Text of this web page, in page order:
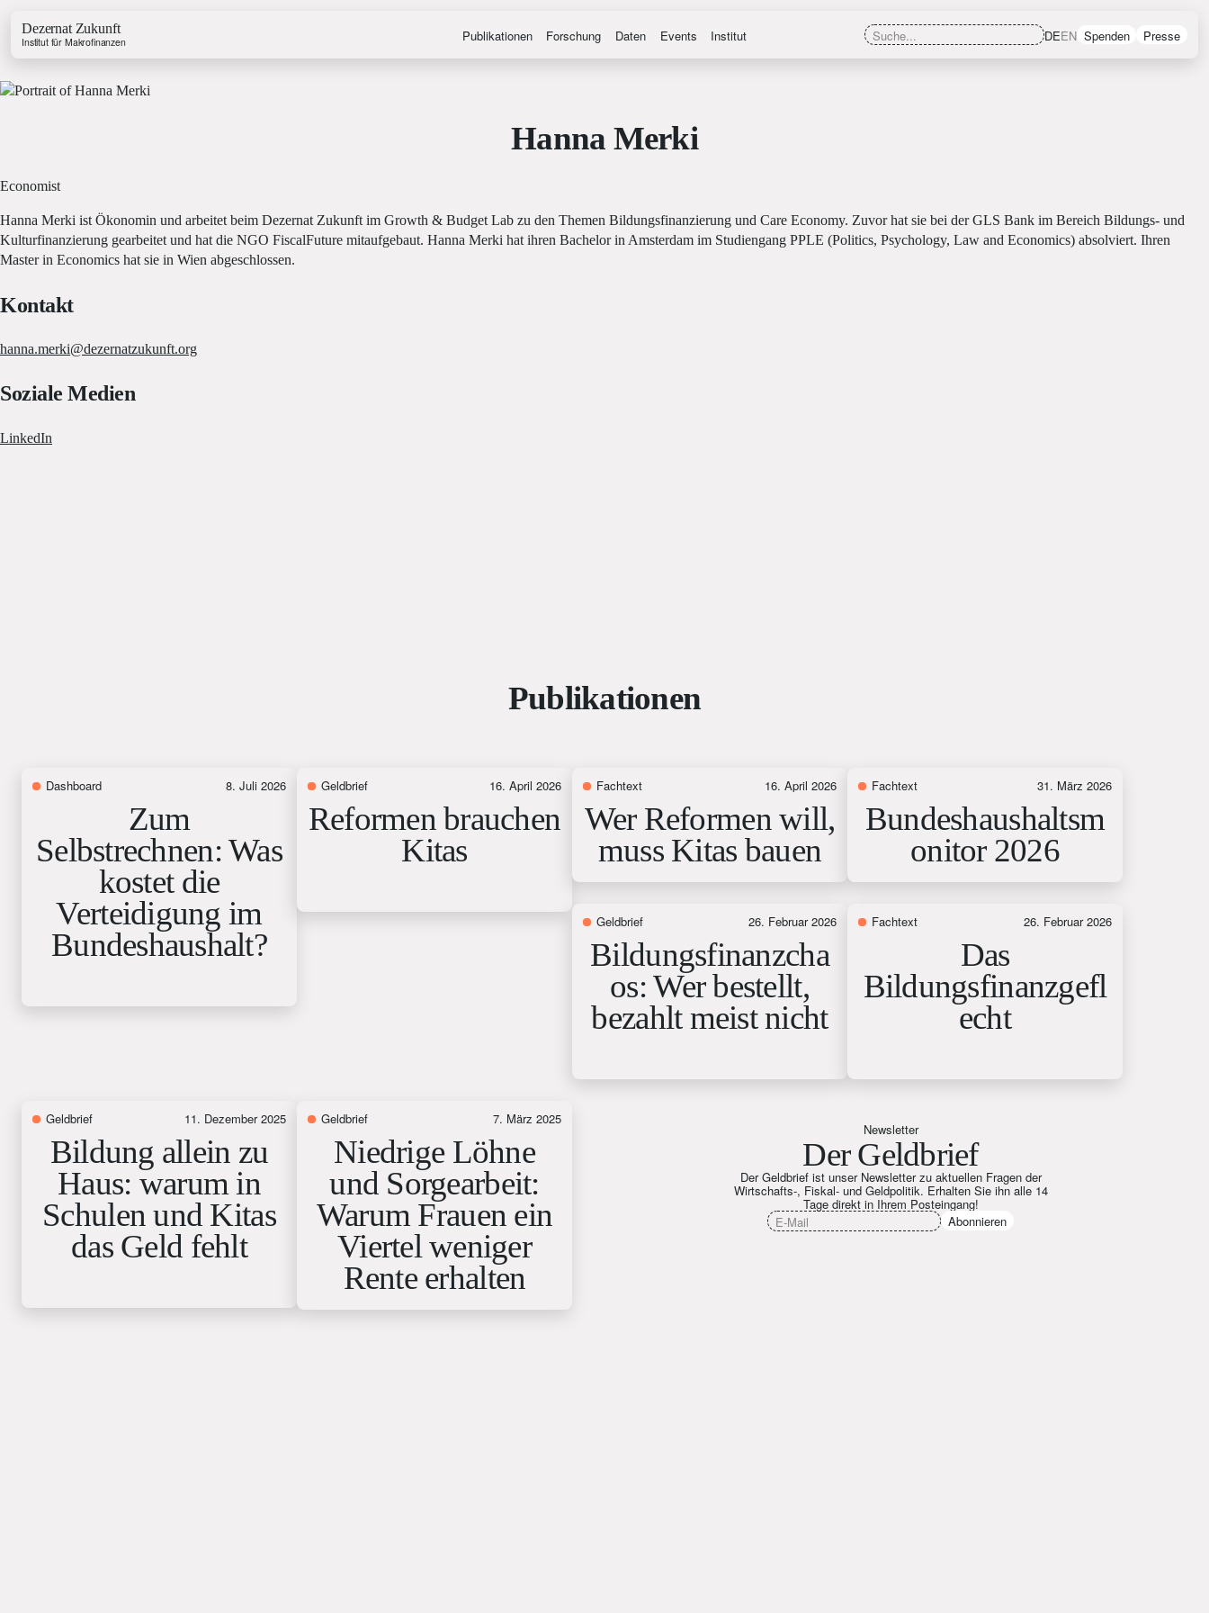
Dezernat Zukunft
Institut für Makrofinanzen Publikationen Forschung Daten Events Institut DEEN Spenden Presse
Energy Lab
Business Lab
Price Lab
Hanna Merki
Economist
Hanna Merki ist Ökonomin und arbeitet beim Dezernat Zukunft im Growth & Budget Lab zu den Themen Bildungsfinanzierung und Care Economy. Zuvor hat sie bei der GLS Bank im Bereich Bildungs- und
Kulturfinanzierung gearbeitet und hat die NGO FiscalFuture mitaufgebaut. Hanna Merki hat ihren Bachelor in Amsterdam im Studiengang PPLE (Politics, Psychology, Law and Economics) absolviert. Ihren
Master in Economics hat sie in Wien abgeschlossen.
Kontakt
hanna.merki@dezernatzukunft.org
Soziale Medien
LinkedIn
Publikationen
Dashboard 8. Juli 2026
Zum
Selbstrechnen: Was
kostet die
Verteidigung im
Bundeshaushalt?
Geldbrief 16. April 2026
Reformen brauchen
Kitas
Fachtext 16. April 2026
Wer Reformen will,
muss Kitas bauen
Fachtext 31. März 2026
Bundeshaushaltsm
onitor 2026
Geldbrief 26. Februar 2026
Bildungsfinanzcha
os: Wer bestellt,
bezahlt meist nicht
Fachtext 26. Februar 2026
Das
Bildungsfinanzgefl
echt
Geldbrief 11. Dezember 2025
Bildung allein zu
Haus: warum in
Schulen und Kitas
das Geld fehlt
Geldbrief 7. März 2025
Niedrige Löhne
und Sorgearbeit:
Warum Frauen ein
Viertel weniger
Rente erhalten
Newsletter
Der Geldbrief
Der Geldbrief ist unser Newsletter zu aktuellen Fragen der
Wirtschafts-, Fiskal- und Geldpolitik. Erhalten Sie ihn alle 14
Tage direkt in Ihrem Posteingang!